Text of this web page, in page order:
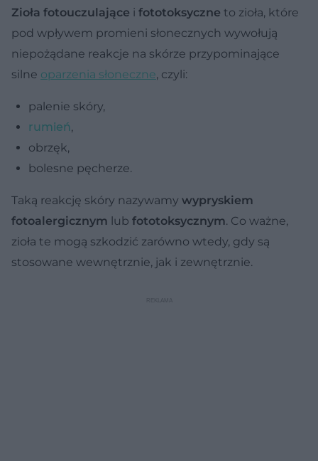
Zioła fotouczulające i fototoksyczne to zioła, które
pod wpływem promieni słonecznych wywołują
niepożądane reakcje na skórze przypominające
silne oparzenia słoneczne, czyli:
palenie skóry,
rumień,
obrzęk,
bolesne pęcherze.
Taką reakcję skóry nazywamy wypryskiem
fotoalergicznym lub fototoksycznym. Co ważne,
zioła te mogą szkodzić zarówno wtedy, gdy są
stosowane wewnętrznie, jak i zewnętrznie.